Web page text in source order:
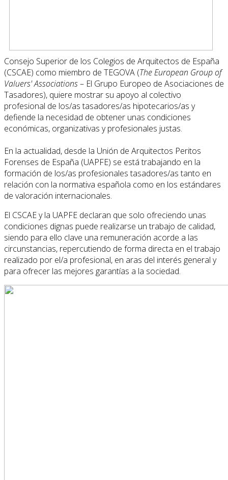
Consejo Superior de los Colegios de Arquitectos de España
(CSCAE) como miembro de TEGOVA (The European Group of
Valuers' Associations– El Grupo Europeo de Asociaciones de
Tasadores), quiere mostrar su apoyo al colectivo
profesional de los/as tasadores/as hipotecarios/as y
defiende la necesidad de obtener unas condiciones
económicas, organizativas y profesionales justas.
En la actualidad, desde la Unión de Arquitectos Peritos
Forenses de España (UAPFE) se está trabajando en la
formación de los/as profesionales tasadores/as tanto en
relación con la normativa española como en los estándares
de valoración internacionales.
El CSCAE y la UAPFE declaran que solo ofreciendo unas
condiciones dignas puede realizarse un trabajo de calidad,
siendo para ello clave una remuneración acorde a las
circunstancias, repercutiendo de forma directa en el trabajo
realizado por el/a profesional, en aras del interés general y
para ofrecer las mejores garantías a la sociedad.